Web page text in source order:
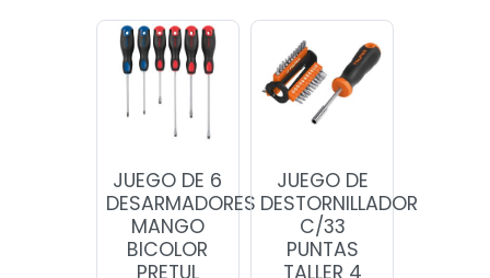
JUEGO DE 6
DESARMADORES
MANGO
BICOLOR
PRETUL
JUEGO DE
DESTORNILLADOR
C/33
PUNTAS
TALLER 4